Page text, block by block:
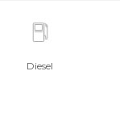
Diesel